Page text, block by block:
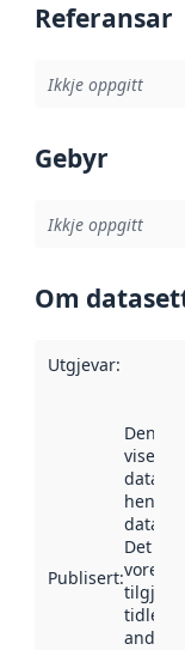
Referansar
Ikkje oppgitt
Gebyr
Ikkje oppgitt
Om
Utgjevar:
Publisert:
Denne
viser når
henta
Det kan
vore
tidlegare
andre